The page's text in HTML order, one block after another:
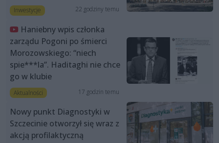
Inwestycje 22 godziny temu
Haniebny wpis członka
zarządu Pogoni po śmierci
Morozowskiego: “niech
spie***la”. Haditaghi nie chce
go w klubie
Aktualności 17 godzin temu
Nowy punkt Diagnostyki w
Szczecinie otworzył się wraz z
akcją profilaktyczną